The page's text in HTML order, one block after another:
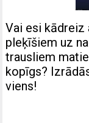
Vai esi kādreiz
pleķīšiem uz
trausliem
kopīgs?
viens!